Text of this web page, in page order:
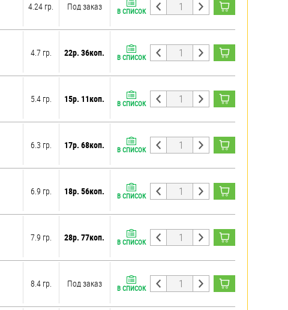
4.24 гр. Под заказ В СПИСОК
4.7 гр. 22р. 36коп. В СПИСОК
5.4 гр. 15р. 11коп. В СПИСОК
6.3 гр. 17р. 68коп. В СПИСОК
6.9 гр. 18р. 56коп. В СПИСОК
7.9 гр. 28р. 77коп. В СПИСОК
8.4 гр. Под заказ В СПИСОК